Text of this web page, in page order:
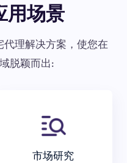
用场景
代理解决方案，使您在
脱颖而出:
市场研究